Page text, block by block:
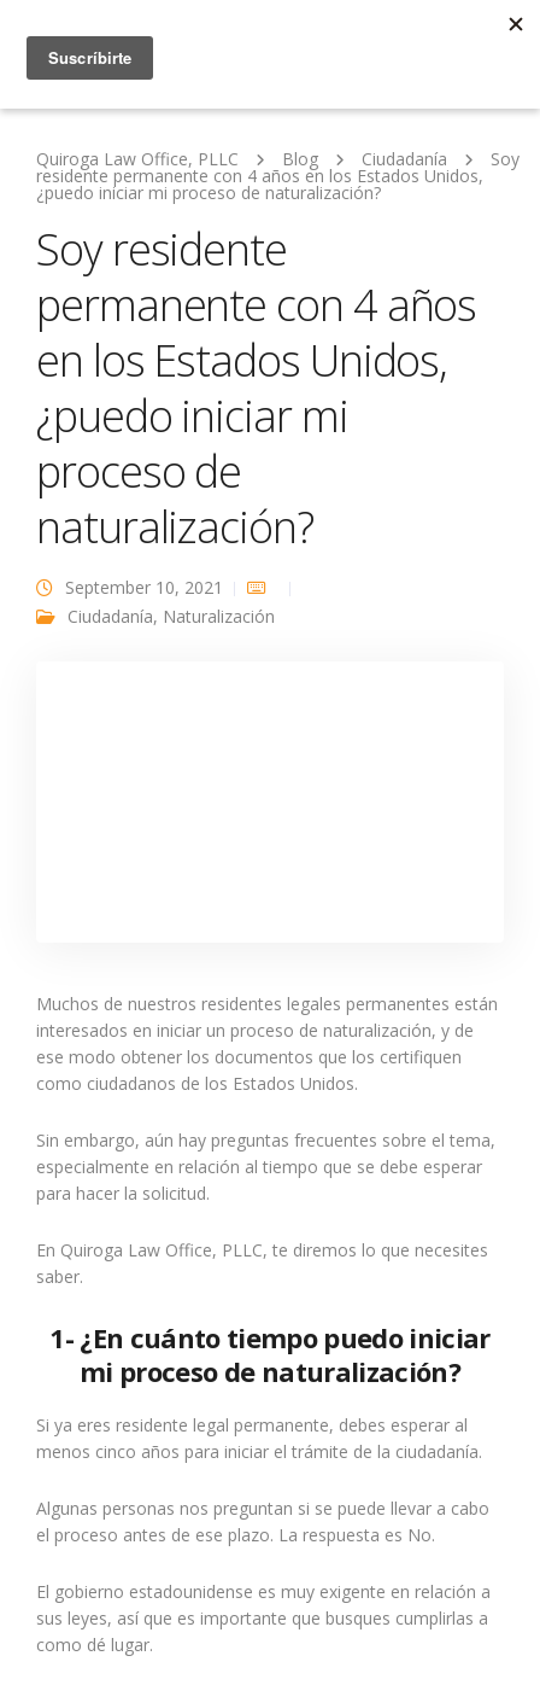
Quiroga Law Office, PLLC Blog Ciudadanía Soy
residente permanente con 4 años en los Estados Unidos,
¿puedo iniciar mi proceso de naturalización?
Soy residente
permanente con 4 años
en los Estados Unidos,
¿puedo iniciar mi
proceso de
naturalización?
September 10, 2021
Ciudadanía, Naturalización
Muchos de nuestros residentes legales permanentes están
interesados en iniciar un proceso de naturalización, y de
ese modo obtener los documentos que los certifiquen
como ciudadanos de los Estados Unidos.
Sin embargo, aún hay preguntas frecuentes sobre el tema,
especialmente en relación al tiempo que se debe esperar
para hacer la solicitud.
En Quiroga Law Office, PLLC, te diremos lo que necesites
saber.
1- ¿En cuánto tiempo puedo iniciar
mi proceso de naturalización?
Si ya eres residente legal permanente, debes esperar al
menos cinco años para iniciar el trámite de la ciudadanía.
Algunas personas nos preguntan si se puede llevar a cabo
el proceso antes de ese plazo. La respuesta es No.
El gobierno estadounidense es muy exigente en relación a
sus leyes, así que es importante que busques cumplirlas a
como dé lugar.